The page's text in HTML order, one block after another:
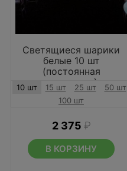
Светящиеся шарики
белые 10 шт
(постоянная
подсветка)
10 шт 15 шт 25 шт
50 шт
100 шт
2 375 ₽
В КОРЗИНУ